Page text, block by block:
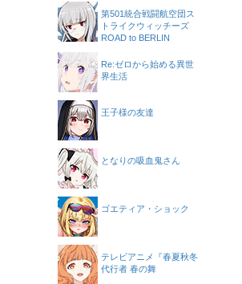
第501統合戦闘航空団ス
トライクウィッチーズ
ROAD to BERLIN
Re:ゼロから始める異世
界生活
王子様の友達
となりの吸血鬼さん
ゴエティア・ショック
テレビアニメ『春夏秋冬
代行者 春の舞